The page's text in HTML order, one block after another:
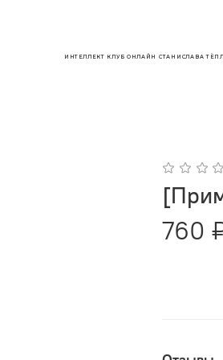
ИНТЕЛЛЕКТ КЛУБ ОНЛАЙН СТАНИСЛАВА
760